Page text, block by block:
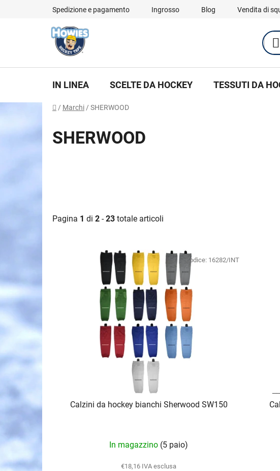
Spedizione e pagamento Ingrosso Blog Vendita di
IN LINEA SCELTE DA HOCKEY TESSUTI DA
Casa
/ Marchi / SHERWOOD
SHERWOOD
Pagina 1 di 2 -23 totale articoli
Calzini da hockey bianchi Sherwood SW150
In magazzino (5 paio)
€18,16 IVA esclusa
Codice: 16282/INT